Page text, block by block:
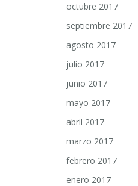
octubre 2017
septiembre 2017
agosto 2017
julio 2017
junio 2017
mayo 2017
abril 2017
marzo 2017
febrero 2017
enero 2017